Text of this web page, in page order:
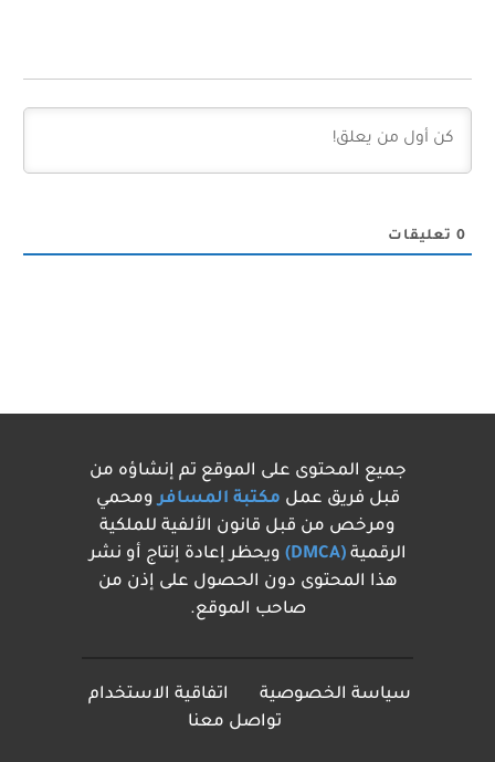
0 تعليقات
جميع المحتوى على الموقع تم إنشاؤه من
قبل فريق عمل مكتبة المسافر ومحمي
ومرخص من قبل قانون الألفية للملكية
الرقمية(DMCA)
ويحظر إعادة إنتاج أو نشر
هذا المحتوى دون الحصول على إذن من
صاحب الموقع.
سياسة الخصوصية
اتفاقية الاستخدام
تواصل معنا